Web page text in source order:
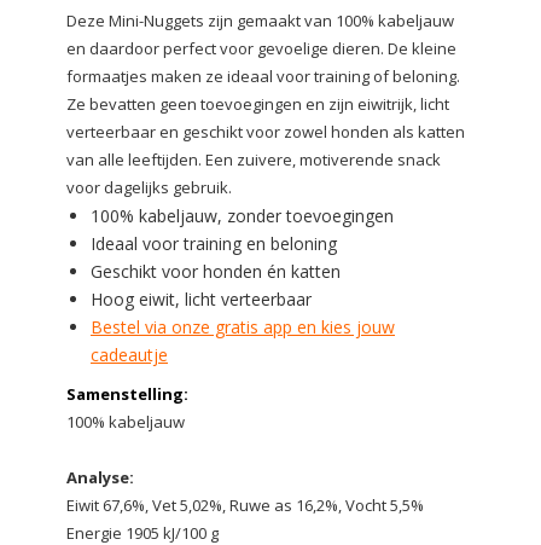
Deze Mini-Nuggets zijn gemaakt van 100% kabeljauw
en daardoor perfect voor gevoelige dieren. De kleine
formaatjes maken ze ideaal voor training of beloning.
Ze bevatten geen toevoegingen en zijn eiwitrijk, licht
verteerbaar en geschikt voor zowel honden als katten
van alle leeftijden. Een zuivere, motiverende snack
voor dagelijks gebruik.
100% kabeljauw, zonder toevoegingen
Ideaal voor training en beloning
Geschikt voor honden én katten
Hoog eiwit, licht verteerbaar
Bestel via onze gratis app en kies jouw
cadeautje
Samenstelling:
100% kabeljauw
Analyse:
Eiwit 67,6%, Vet 5,02%, Ruwe as 16,2%, Vocht 5,5%
Energie 1905 kJ/100 g